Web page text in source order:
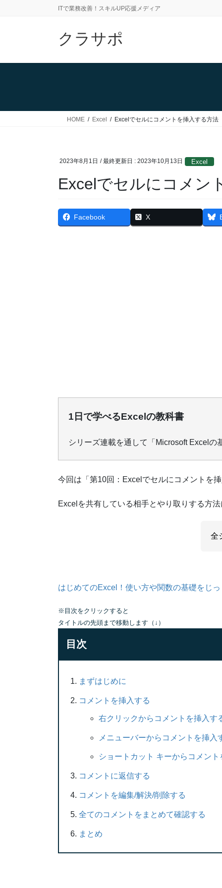
に
ョ
動
ITで業務改善！スキルUP応援メディア
クラサポ
HOME Excel Excelでセルにコメントを挿入する方法
2023年8月1日 / 最終更新日 : 2023年10月13日 Excel
Excelでセルにコメン
Facebook X
1日で学べるExcelの教科書
シリーズ連載を通して「Microsoft Excelの
今回は「第10回：Excelでセルにコメントを
Excelを共有している相手とやり取りする方法
全
はじめてのExcel！使い方や関数の基礎をじ
※目次をクリックすると
タイトルの先頭まで移動します（↓）
目次
まずはじめに
コメントを挿入する
右クリックからコメントを挿入す
メニューバーからコメントを挿入
ショートカット キーからコメント
コメントに返信する
コメントを編集/解決/削除する
全てのコメントをまとめて確認する
まとめ